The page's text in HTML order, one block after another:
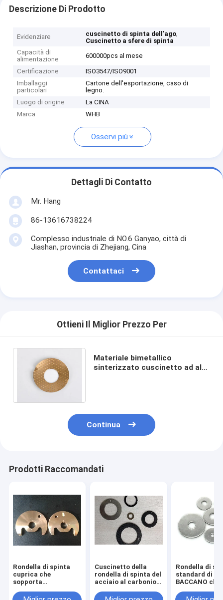
Descrizione Di Prodotto
Evidenziare cuscinetto di spinta dell'ago,
Cuscinetto a sfere di spinta
Capacità di
alimentazione
600000pcs al mese
Certificazione
ISO3547/ISO9001
Imballaggi
particolari
Cartone dell'esportazione, caso di
legno.
Luogo di origine
La CINA
Marca
WHB
Osservi più
Dettagli Di Contatto
Mr. Hang
86-13616738224
Complesso industriale di NO.6 Ganyao, città di
Jiashan, provincia di Zhejiang, Cina
Contattaci
Ottieni Il Miglior Prezzo Per
Materiale bimetallico
sinterizzato cuscinetto ad alta
Continua
Prodotti Raccomandati
Rondella di spinta
cuprica che
sopporta
di funzionamento
Cuscinetto della
rondella di spinta del
acciaio al carbonio
progettazione di
Rondella di
standard di
BACCANO che
forza